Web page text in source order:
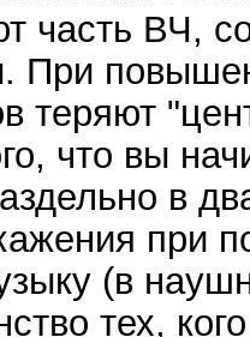
часть ВЧ,
При
теряют
что вы
в
при
(в
тех,